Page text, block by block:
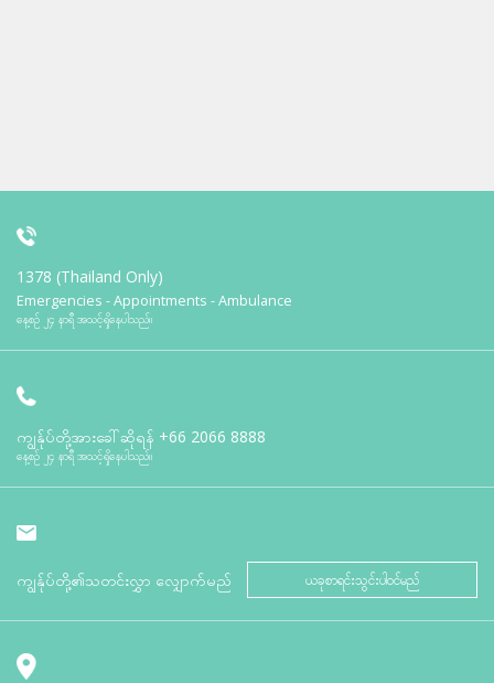
1378 (Thailand Only)
Emergencies - Appointments - Ambulance
နေ့စဉ် ၂၄ နာရီ အသင့်ရှိနေပါသည်။
ကျွန်ုပ်တို့အားခေါ်ဆိုရန် +66 2066 8888
နေ့စဉ် ၂၄ နာရီ အသင့်ရှိနေပါသည်။
ကျွန်ုပ်တို့၏သတင်းလွှာ လျှောက်မည် ယခုစာရင်းသွင်းပါဝင်မည်